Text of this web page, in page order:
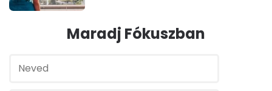
Maradj Fókuszban